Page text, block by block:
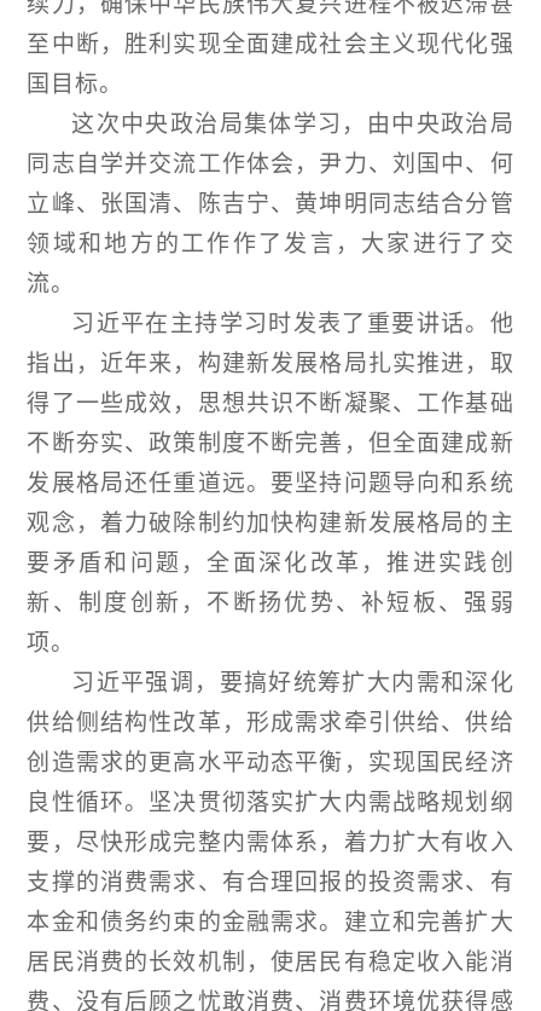
至中断，胜利实现全面建成社会主义现代化强
国目标。
这次中央政治局集体学习，由中央政治局
同志自学并交流工作体会，尹力、刘国中、何
立峰、张国清、陈吉宁、黄坤明同志结合分管
领域和地方的工作作了发言，大家进行了交
流。
习近平在主持学习时发表了重要讲话。他
指出，近年来，构建新发展格局扎实推进，取
得了一些成效，思想共识不断凝聚、工作基础
不断夯实、政策制度不断完善，但全面建成新
发展格局还任重道远。要坚持问题导向和系统
观念，着力破除制约加快构建新发展格局的主
要矛盾和问题，全面深化改革，推进实践创
新、制度创新，不断扬优势、补短板、强弱
项。
习近平强调，要搞好统筹扩大内需和深化
供给侧结构性改革，形成需求牵引供给、供给
创造需求的更高水平动态平衡，实现国民经济
良性循环。坚决贯彻落实扩大内需战略规划纲
要，尽快形成完整内需体系，着力扩大有收入
支撑的消费需求、有合理回报的投资需求、有
本金和债务约束的金融需求。建立和完善扩大
居民消费的长效机制，使居民有稳定收入能消
费、没有后顾之忧敢消费、消费环境优获得感